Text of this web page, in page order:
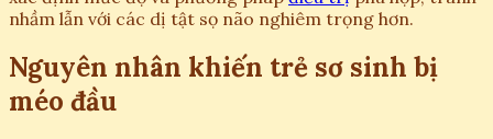
nhầm lẫn với các dị tật sọ não nghiêm trọng hơn.
Nguyên nhân khiến trẻ sơ sinh bị
méo đầu